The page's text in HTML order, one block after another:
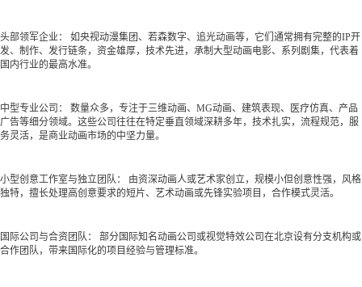
头部领军企业： 如央视动漫集团、若森数字、追光动画等，它们通常拥有完整的IP开
发、制作、发行链条，资金雄厚，技术先进，承制大型动画电影、系列剧集，代表着
国内行业的最高水准。
中型专业公司： 数量众多，专注于三维动画、MG动画、建筑表现、医疗仿真、产品
广告等细分领域。这些公司往往在特定垂直领域深耕多年，技术扎实，流程规范，服
务灵活，是商业动画市场的中坚力量。
小型创意工作室与独立团队： 由资深动画人或艺术家创立，规模小但创意性强，风格
独特，擅长处理高创意要求的短片、艺术动画或先锋实验项目，合作模式灵活。
国际公司与合资团队： 部分国际知名动画公司或视觉特效公司在北京设有分支机构或
合作团队，带来国际化的项目经验与管理标准。